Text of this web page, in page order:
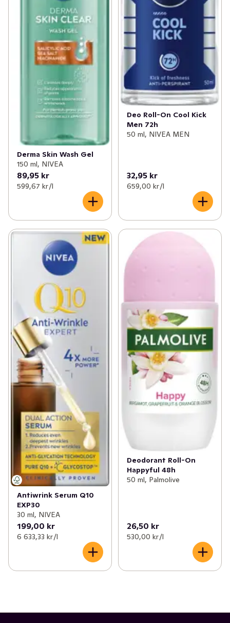
Derma Skin Wash Gel
150 ml, NIVEA
89,95 kr
599,67 kr /l
Deo Roll-On Cool Kick
Men 72h
50 ml, NIVEA MEN
32,95 kr
659,00 kr /l
Antiwrink Serum Q10
EXP30
30 ml, NIVEA
199,00 kr
6 633,33 kr /l
Deodorant Roll-On
Happyful 48h
50 ml, Palmolive
26,50 kr
530,00 kr /l